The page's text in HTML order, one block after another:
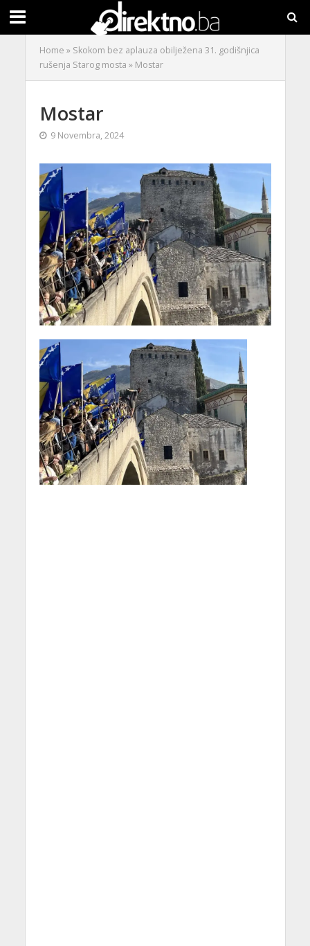
Home » Skokom bez aplauza obilježena 31. godišnjica
rušenja Starog mosta » Mostar
Mostar
9 Novembra, 2024